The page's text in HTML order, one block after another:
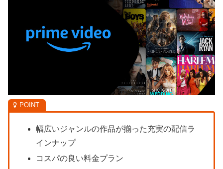
幅広いジャンルの作品が揃った充実の配信ラ
インナップ
コスパの良い料金プラン